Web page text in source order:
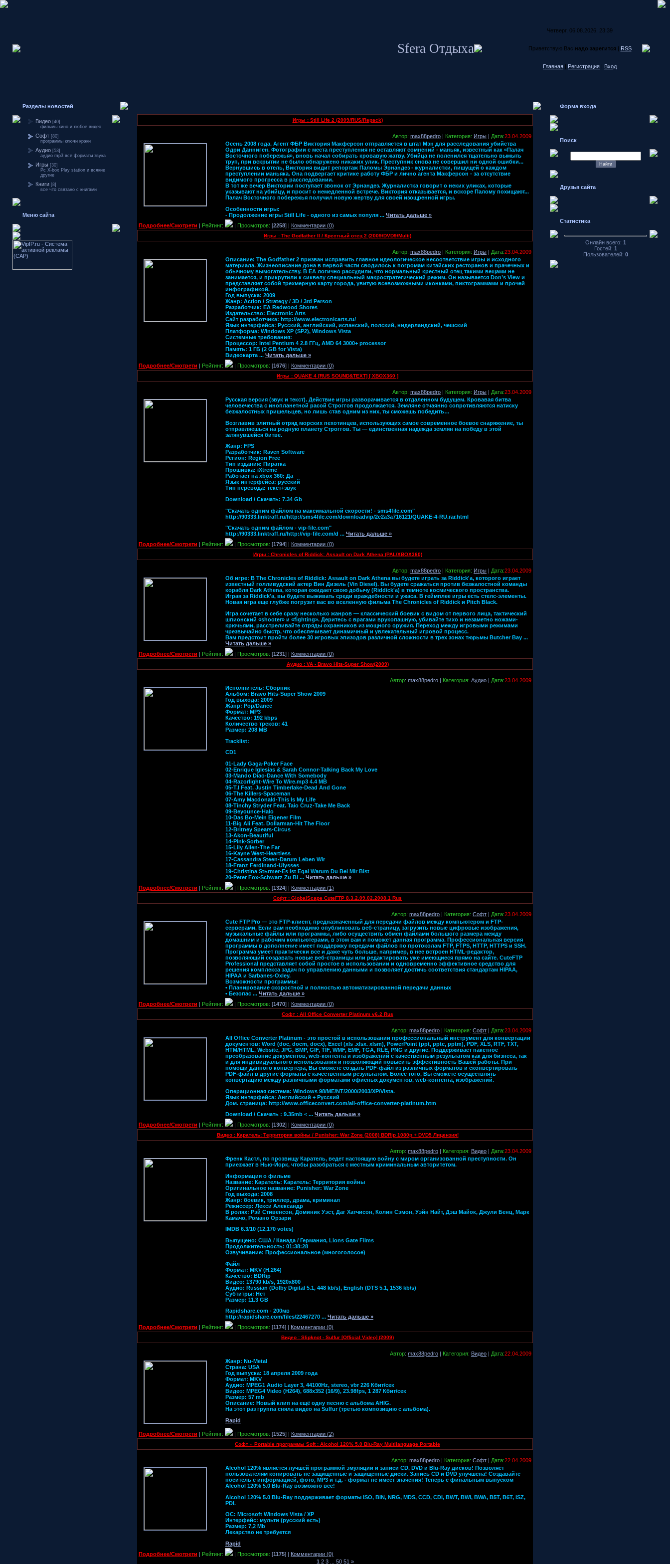
Sfera Отдыха
Четверг, 06.08.2026, 23:39
Приветствую Вас надо зарегится| RSS
Главная | Регистрация | Вход
Разделы новостей
Видео [40]
фильмы кино и любое видео
Софт [80]
программы ключи крэки
Аудио [53]
аудио mp3 все форматы звука
Игры [30]
Pc X-box Play station и всякие
другие
Книги [8]
все что связано с книгами
Меню сайта
Игры : Still Life 2 (2009/RUS/Repack)
Автор: max88pedro | Категория: Игры | Дата:23.04.2009
Осень 2008 года. Агент ФБР Виктория Макферсон отправляется в штат Мэн для расследования убийства
Одри Данниген. Фотографии с места преступления не оставляют сомнений - маньяк, известный как «Палач
Восточного побережья», вновь начал собирать кровавую жатву. Убийца не поленился тщательно вымыть
труп, при вскрытии не было обнаружено никаких улик. Преступник снова не совершил ни одной ошибки...
Вернувшись в отель, Виктория видит репортаж Паломы Эрнандез - журналистки, пишущей о каждом
преступлении маньяка. Она подвергает критике работу ФБР и лично агента Макферсон - за отсутствие
видимого прогресса в расследовании.
В тот же вечер Виктории поступает звонок от Эрнандез. Журналистка говорит о неких уликах, которые
указывают на убийцу, и просит о немедленной встрече. Виктория отказывается, и вскоре Палому похищают...
Палач Восточного побережья получил новую жертву для своей изощренной игры.
Особенности игры:
- Продолжение игры Still Life - одного из самых популя ... Читать дальше »
Подробнее/Смотрети | Рейтинг: | Просмотров: [2258] | Комментарии (0)
Игры : The Godfather II / Крестный отец 2 (2009/DVD9/Multi)
Автор: max88pedro | Категория: Игры | Дата:23.04.2009
Описание: The Godfather 2 призван исправить главное идеологическое несоответствие игры и исходного
материала. Жизнеописание дона в первой части сводилось к погромам китайских ресторанов и прачечных и
обычному вымогательству. В EA логично рассудили, что нормальный крестный отец такими вещами не
занимается, и прикрутили к сиквелу специальный макростратегический режим. Он называется Don’s View и
представляет собой трехмерную карту города, увитую всевозможными иконками, пиктограммами и прочей
инфографикой.
Год выпуска: 2009
Жанр: Action / Strategy / 3D / 3rd Person
Разработчик: EA Redwood Shores
Издательство: Electronic Arts
Сайт разработчика: http://www.electronicarts.ru/
Язык интерфейса: Русский, английский, испанский, полский, нидерландский, чешский
Платформа: Windows XP (SP2), Windows Vista
Системные требования:
Процессор: Intel Pentium 4 2.8 ГГц, AMD 64 3000+ processor
Память: 1 ГБ (2 GB for Vista)
Видеокарта ... Читать дальше »
Подробнее/Смотрети | Рейтинг: | Просмотров: [1676] | Комментарии (0)
Игры : QUAKE 4 [RUS SOUND&TEXT] [ XBOX360 ]
Автор: max88pedro | Категория: Игры | Дата:23.04.2009
Русская версия (звук и текст). Действие игры разворачивается в отдаленном будущем. Кровавая битва
человечества с инопланетной расой Строггов продолжается. Земляне отчаянно сопротивляются натиску
безжалостных пришельцев, но лишь став одним из них, ты сможешь победить…
Возглавив элитный отряд морских пехотинцев, использующих самое современное боевое снаряжение, ты
отправляешься на родную планету Строггов. Ты — единственная надежда землян на победу в этой
затянувшейся битве.
Жанр: FPS
Разработчик: Raven Software
Регион: Region Free
Тип издания: Пиратка
Прошивка: iXtreme
Работает на xbox 360: Да
Язык интерфейса: русский
Тип перевода: текст+звук
Download / Скачать: 7.34 Gb
"Скачать одним файлом на максимальной скорости! - sms4file.com"
http://90333.linktraff.ru/http://sms4file.com/downloadvip/2e2a3a716121/QUAKE-4-RU.rar.html
"Скачать одним файлом - vip-file.com"
http://90333.linktraff.ru/http://vip-file.com/d ... Читать дальше »
Подробнее/Смотрети | Рейтинг: | Просмотров: [1794] | Комментарии (0)
Игры : Chronicles of Riddick: Assault on Dark Athena (PAL/XBOX360)
Автор: max88pedro | Категория: Игры | Дата:23.04.2009
Об игре: В The Chronicles of Riddick: Assault on Dark Athena вы будете играть за Riddick'а, которого играет
известный голливудский актер Вин Дизель (Vin Diesel). Вы будете сражаться против безжалостной команды
корабля Dark Athena, которая ожидает свою добычу (Riddick'а) в темноте космического пространства.
Играя за Riddick'а, вы будете выживать среди враждебности и ужаса. В геймплее игры есть стелс-элементы.
Новая игра еще глубже погрузит вас во вселенную фильма The Chronicles of Riddick и Pitch Black.
Игра сочетает в себе сразу несколько жанров — классический боевик с видом от первого лица, тактический
шпионский «shooter» и «fighting». Деритесь с врагами врукопашную, убивайте тихо и незаметно ножами-
крючьями, расстреливайте отряды охранников из мощного оружия. Переход между игровыми режимами
чрезвычайно быстр, что обеспечивает динамичный и увлекательный игровой процесс.
Вам предстоит пройти более 30 игровых эпизодов различной сложности в трех зонах тюрьмы Butcher Bay ...
Читать дальше »
Подробнее/Смотрети | Рейтинг: | Просмотров: [1231] | Комментарии (0)
Аудио : VA - Bravo Hits-Super Show(2009)
Автор: max88pedro | Категория: Аудио | Дата:23.04.2009
Исполнитель: Сборник
Альбом: Bravo Hits-Super Show 2009
Год выхода: 2009
Жанр: Pop/Dance
Формат: MP3
Качество: 192 kbps
Количество треков: 41
Размер: 208 MB
Tracklist:
CD1
01-Lady Gaga-Poker Face
02-Enrique Iglesias & Sarah Connor-Talking Back My Love
03-Mando Diao-Dance With Somebody
04-Razorlight-Wire To Wire.mp3 4.4 MB
05-T.I Feat. Justin Timberlake-Dead And Gone
06-The Killers-Spaceman
07-Amy Macdonald-This Is My Life
08-Tinchy Stryder Feat. Taio Cruz-Take Me Back
09-Beyounce-Halo
10-Das Bo-Mein Eigener Film
11-Big Ali Feat. Dollarman-Hit The Floor
12-Britney Spears-Circus
13-Akon-Beautiful
14-Pink-Sorber
15-Lily Allen-The Far
16-Kayne West-Heartless
17-Cassandra Steen-Darum Leben Wir
18-Franz Ferdinand-Ulysses
19-Christina Stьrmer-Es Ist Egal Warum Du Bei Mir Bist
20-Peter Fox-Schwarz Zu Bl ... Читать дальше »
Подробнее/Смотрети | Рейтинг: | Просмотров: [1324] | Комментарии (1)
Софт : GlobalScape CuteFTP 8.3.2.09.02.2008.1 Rus
Автор: max88pedro | Категория: Софт | Дата:23.04.2009
Cute FTP Pro — это FTP-клиент, предназначенный для передачи файлов между компьютером и FTP-
серверами. Если вам необходимо опубликовать веб-страницу, загрузить новые цифровые изображения,
музыкальные файлы или программы, либо осуществить обмен файлами большого размера между
домашним и рабочим компьютерами, в этом вам и поможет данная программа. Профессиональная версия
программы в дополнение имеет поддержку передачи файлов по протоколам FTP, FTPS, HTTP, HTTPS и SSH.
Программа умеет практически все и даже чуть больше, например, в нее встроен HTML-редактор,
позволяющий создавать новые веб-страницы или редактировать уже имеющиеся прямо на сайте. CuteFTP
Professional представляет собой простое в использовании и одновременно эффективное средство для
решения комплекса задач по управлению данными и позволяет достичь соответствия стандартам HIPAA,
HIPAA и Sarbanes-Oxley.
Возможности программы:
• Планирование скоростной и полностью автоматизированной передачи данных
• Безопас ... Читать дальше »
Подробнее/Смотрети | Рейтинг: | Просмотров: [1470] | Комментарии (0)
Софт : All Office Converter Platinum v6.2 Rus
Автор: max88pedro | Категория: Софт | Дата:23.04.2009
All Office Converter Platinum - это простой в использовании профессиональный инструмент для конвертации
документов: Word (doc, docm, docx), Excel (xls .xlsx. xlsm), PowerPoint (ppt, pptc, pptm), PDF, XLS, RTF, TXT,
HTM/HTML, Website, JPG, BMP, GIF, TIF, WMF, EMF, TGA, RLE, PNG и другие. Поддерживает пакетное
преобразование документов, web-контента и изображений с качественным результатом как для бизнеса, так
и для индивидуального использования и позволяющий повысить эффективность Вашей работы. При
помощи данного конвертера, Вы сможете создать PDF-файл из различных форматов и сконвертировать
PDF-файл в другие форматы с качественным результатом. Более того, Вы сможете осуществлять
конвертацию между различными форматами офисных документов, web-контента, изображений.
Операционная система: Windows 98/ME/NT/2000/2003/XP/Vista.
Язык интерфейса: Английский + Русский
Дом. страница: http://www.officeconvert.com/all-office-converter-platinum.htm
Download / Скачать : 9.35mb < ... Читать дальше »
Подробнее/Смотрети | Рейтинг: | Просмотров: [1302] | Комментарии (0)
Видео : Каратель: Территория войны / Punisher: War Zone (2008) BDRip 1080p + DVD5 Лицензия!
Автор: max88pedro | Категория: Видео | Дата:23.04.2009
Френк Кастл, по прозвищу Каратель, ведет настоящую войну с миром организованной преступности. Он
приезжает в Нью-Йорк, чтобы разобраться с местным криминальным авторитетом.
Информация о фильме
Название: Каратель: Каратель: Территория войны
Оригинальное название: Punisher: War Zone
Год выхода: 2008
Жанр: боевик, триллер, драма, криминал
Режиссер: Лекси Александр
В ролях: Рэй Стивенсон, Доминик Уэст, Даг Хатчисон, Колин Сэмон, Уэйн Найт, Дэш Майок, Джули Бенц, Марк
Камачо, Романо Орзари
IMDB 6.3/10 (12,170 votes)
Выпущено: США / Канада / Германия, Lions Gate Films
Продолжительность: 01:38:28
Озвучивание: Профессиональное (многоголосое)
Файл
Формат: MKV (H.264)
Качество: BDRip
Видео: 13790 kb/s, 1920x800
Аудио: Russian (Dolby Digital 5.1, 448 kb/s), English (DTS 5.1, 1536 kb/s)
Субтитры: Нет
Размер: 11.3 GB
Rapidshare.com - 200мв
http://rapidshare.com/files/22467270 ... Читать дальше »
Подробнее/Смотрети | Рейтинг: | Просмотров: [1174] | Комментарии (0)
Видео : Slipknot - Sulfur [Official Video] (2009)
Автор: max88pedro | Категория: Видео | Дата:22.04.2009
Жанр: Nu-Metal
Страна: USA
Год выпуска: 18 апреля 2009 года
Формат: MKV
Аудио: MPEG1 Audio Layer 3, 44100Hz, stereo, vbr 226 Кбит/сек
Видео: MPEG4 Video (H264), 688x352 (16/9), 23.98fps, 1 287 Кбит/сек
Размер: 57 mb
Описание: Новый клип на ещё одну песню с альбома AHIG.
На этот раз группа сняла видео на Sulfur (третью композицию с альбома).
Rapid
Подробнее/Смотрети | Рейтинг: | Просмотров: [1525] | Комментарии (2)
Софт » Portable программы Soft : Alcohol 120% 5.0 Blu-Ray Multilanguage Portable
Автор: max88pedro | Категория: Софт | Дата:22.04.2009
Alcohol 120% является лучшей программой эмуляции и записи CD, DVD и Blu-Ray дисков! Позволяет
пользователям копировать не защищенные и защищенные диски. Запись CD и DVD улучшена! Создавайте
носитель с информацией, фото, MP3 и т.д. - формат не имеет значения! Теперь с финальным выпуском
Alcohol 120% 5.0 Blu-Ray возможно все!
Alcohol 120% 5.0 Blu-Ray поддерживает форматы ISO, BIN, NRG, MDS, CCD, CDI, BWT, BWI, BWA, B5T, B6T, ISZ,
PDI.
ОС: Microsoft Windows Vista / XP
Интерфейс: мульти (русский есть)
Размер: 7,2 Mb
Лекарство не требуется
Rapid
Подробнее/Смотрети | Рейтинг: | Просмотров: [1175] | Комментарии (0)
1 2 3 50 51 »
Форма входа
Поиск
Друзья сайта
Статистика
Онлайн всего: 1
Гостей: 1
Пользователей: 0